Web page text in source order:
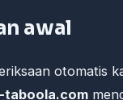
awal
otomatis
taboola.com